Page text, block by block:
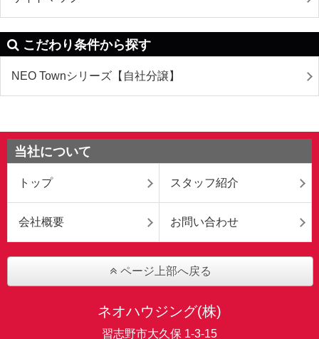
こだわり条件から探す
NEO Townシリーズ【自社分譲】
当社について
トップ スタッフ紹介
会社概要 お問い合わせ
ページ上部へ戻る
ネオハウジング(株)
習志野市大久保 1-3-15